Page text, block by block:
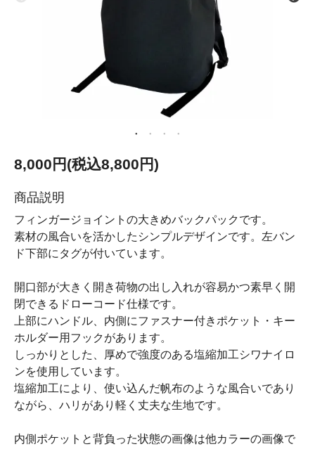
8,000円(税込8,800円)
商品説明
フィンガージョイントの大きめバックパックです。
素材の風合いを活かしたシンプルデザインです。左バン
ド下部にタグが付いています。
開口部が大きく開き荷物の出し入れが容易かつ素早く開
閉できるドローコード仕様です。
上部にハンドル、内側にファスナー付きポケット・キー
ホルダー用フックがあります。
しっかりとした、厚めで強度のある塩縮加工シワナイロ
ンを使用しています。
塩縮加工により、使い込んだ帆布のような風合いであり
ながら、ハリがあり軽く丈夫な生地です。
内側ポケットと背負った状態の画像は他カラーの画像で